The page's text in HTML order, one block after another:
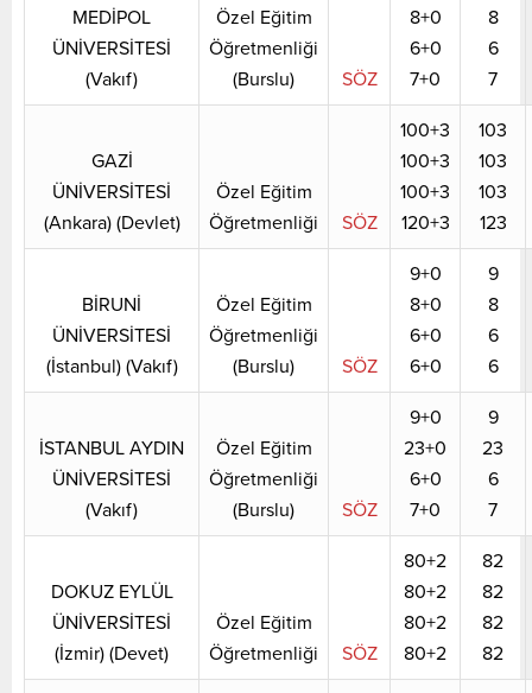
MEDİPOL
ÜNİVERSİTESİ
(Vakıf)
Özel Eğitim
Öğretmenliği
(Burslu)
SÖZ
8+0
6+0
7+0
8
6
7
GAZİ
ÜNİVERSİTESİ
(Ankara) (Devlet)
Özel Eğitim
Öğretmenliği
SÖZ
100+3
100+3
100+3
120+3
103
103
103
123
BİRUNİ
ÜNİVERSİTESİ
(İstanbul) (Vakıf)
Özel Eğitim
Öğretmenliği
(Burslu)
SÖZ
9+0
8+0
6+0
6+0
9
8
6
6
İSTANBUL AYDIN
ÜNİVERSİTESİ
(Vakıf)
Özel Eğitim
Öğretmenliği
(Burslu)
SÖZ
9+0
23+0
6+0
7+0
9
23
6
7
DOKUZ EYLÜL
ÜNİVERSİTESİ
(İzmir) (Devet)
Özel Eğitim
Öğretmenliği
SÖZ
80+2
80+2
80+2
80+2
82
82
82
82